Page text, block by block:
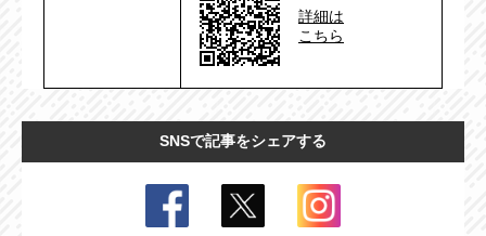
詳細は
こちら
SNSで記事をシェアする